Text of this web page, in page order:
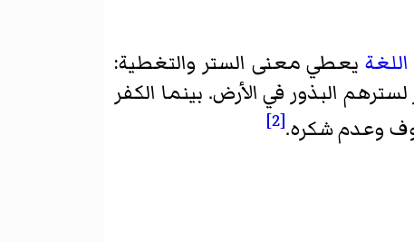
اللغةيعطي معنى الستر والتغطية:
لسترهم البذور في الأرض. بينما الكفر
وعدم شكره.[2]